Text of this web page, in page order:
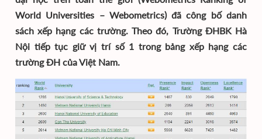
World Universities – Webometrics) đã công bố danh
sách xếp hạng các trường. Theo đó, Trường ĐHBK Hà
Nội tiếp tục giữ vị trí số 1 trong bảng xếp hạng các
trường ĐH của Việt Nam.